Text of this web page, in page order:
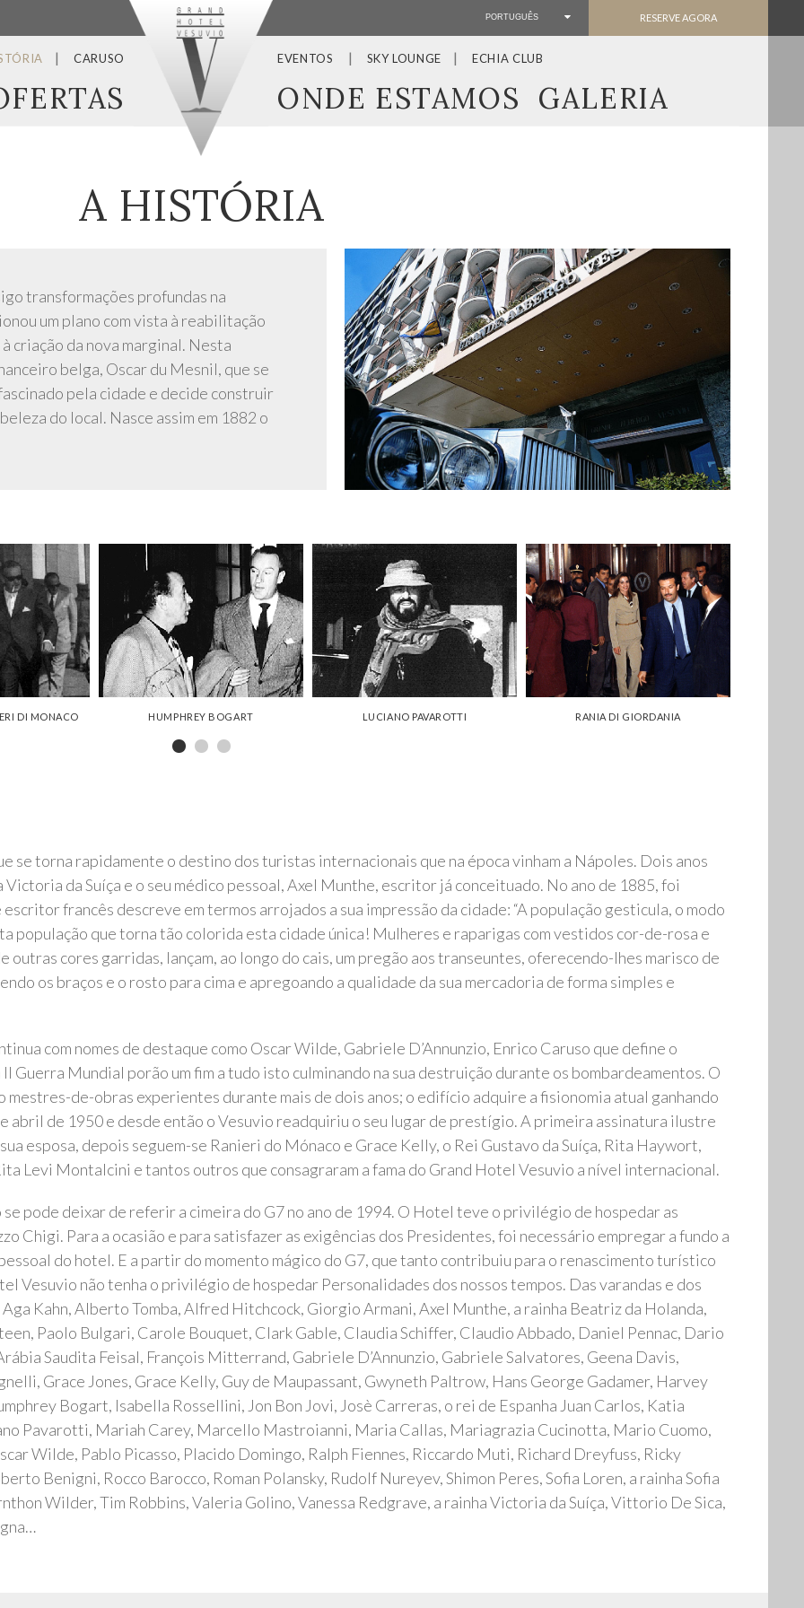
RESERVE AGORA
PORTUGUÊS
CARUSO EVENTOS SKY LOUNGE ECHIA CLUB
ONDE ESTAMOS GALERIA
A HISTÓRIA
transformações profundas na
um plano com vista à reabilitação
criação da nova marginal. Nesta
belga, Oscar du Mesnil, que se
pela cidade e decide construir
do local. Nasce assim em 1882 o
DI MONACO HUMPHREY BOGART LUCIANO PAVAROTTI RANIA DI GIORDANIA
se torna rapidamente o destino dos turistas internacionais que na época vinham a Nápoles. Dois anos
da Suíça e o seu médico pessoal, Axel Munthe, escritor já conceituado. No ano de 1885, foi
francês descreve em termos arrojados a sua impressão da cidade: “A população gesticula, o modo
população que torna tão colorida esta cidade única! Mulheres e raparigas com vestidos cor-de-rosa e
outras cores garridas, lançam, ao longo do cais, um pregão aos transeuntes, oferecendo-lhes marisco de
os braços e o rosto para cima e apregoando a qualidade da sua mercadoria de forma simples e
com nomes de destaque como Oscar Wilde, Gabriele D’Annunzio, Enrico Caruso que define o
II Guerra Mundial porão um fim a tudo isto culminando na sua destruição durante os bombardeamentos. O
de-obras experientes durante mais de dois anos; o edifício adquire a fisionomia atual ganhando
abril de 1950 e desde então o Vesuvio readquiriu o seu lugar de prestígio. A primeira assinatura ilustre
esposa, depois seguem-se Ranieri do Mónaco e Grace Kelly, o Rei Gustavo da Suíça, Rita Haywort,
Levi Montalcini e tantos outros que consagraram a fama do Grand Hotel Vesuvio a nível internacional.
pode deixar de referir a cimeira do G7 no ano de 1994. O Hotel teve o privilégio de hospedar as
Chigi. Para a ocasião e para satisfazer as exigências dos Presidentes, foi necessário empregar a fundo a
do hotel. E a partir do momento mágico do G7, que tanto contribuiu para o renascimento turístico
Vesuvio não tenha o privilégio de hospedar Personalidades dos nossos tempos. Das varandas e dos
Kahn, Alberto Tomba, Alfred Hitchcock, Giorgio Armani, Axel Munthe, a rainha Beatriz da Holanda,
Paolo Bulgari, Carole Bouquet, Clark Gable, Claudia Schiffer, Claudio Abbado, Daniel Pennac, Dario
Saudita Feisal, François Mitterrand, Gabriele D’Annunzio, Gabriele Salvatores, Geena Davis,
Grace Jones, Grace Kelly, Guy de Maupassant, Gwyneth Paltrow, Hans George Gadamer, Harvey
Bogart, Isabella Rossellini, Jon Bon Jovi, Josè Carreras, o rei de Espanha Juan Carlos, Katia
Pavarotti, Mariah Carey, Marcello Mastroianni, Maria Callas, Mariagrazia Cucinotta, Mario Cuomo,
Wilde, Pablo Picasso, Placido Domingo, Ralph Fiennes, Riccardo Muti, Richard Dreyfuss, Ricky
Benigni, Rocco Barocco, Roman Polansky, Rudolf Nureyev, Shimon Peres, Sofia Loren, a rainha Sofia
Wilder, Tim Robbins, Valeria Golino, Vanessa Redgrave, a rainha Victoria da Suíça, Vittorio De Sica,